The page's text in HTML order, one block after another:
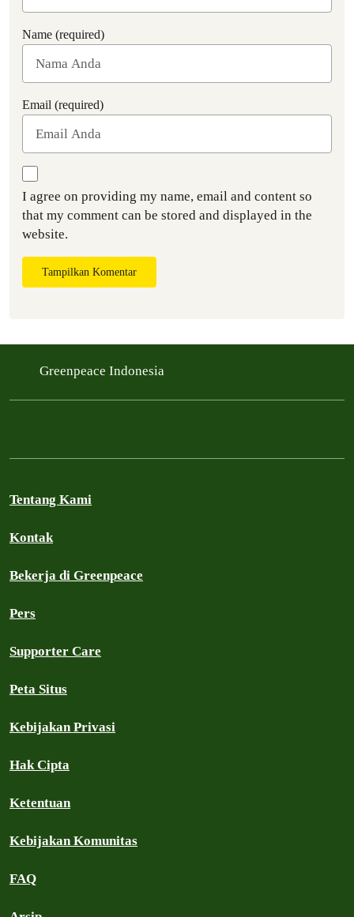
Name (required)
Email (required)
I agree on providing my name, email and content so
that my comment can be stored and displayed in the
website.
Tampilkan Komentar
Greenpeace Indonesia
Tentang Kami
Kontak
Bekerja di Greenpeace
Pers
Supporter Care
Peta Situs
Kebijakan Privasi
Hak Cipta
Ketentuan
Kebijakan Komunitas
FAQ